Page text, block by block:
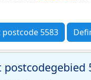
5583
postcodegebied